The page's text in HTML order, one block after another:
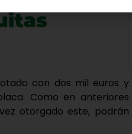
con dos mil euros y
Como en anteriores
otorgado este, podrán